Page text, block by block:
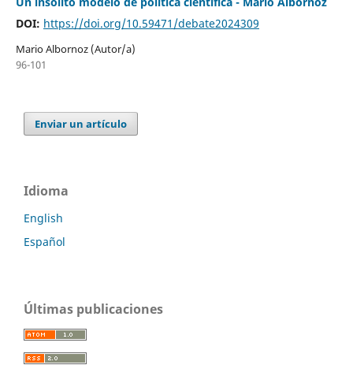
DOI: https://doi.org/10.59471/debate2024309
Mario Albornoz (Autor/a)
96-101
Enviar un artículo
Idioma
English
Español
Últimas publicaciones